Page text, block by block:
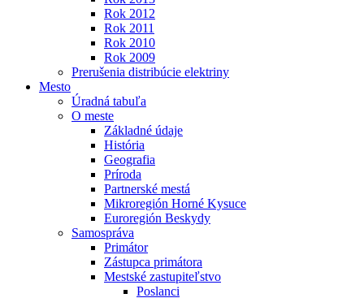
Rok 2012
Rok 2011
Rok 2010
Rok 2009
Prerušenia distribúcie elektriny
Mesto
Úradná tabuľa
O meste
Základné údaje
História
Geografia
Príroda
Partnerské mestá
Mikroregión Horné Kysuce
Euroregión Beskydy
Samospráva
Primátor
Zástupca primátora
Mestské zastupiteľstvo
Poslanci